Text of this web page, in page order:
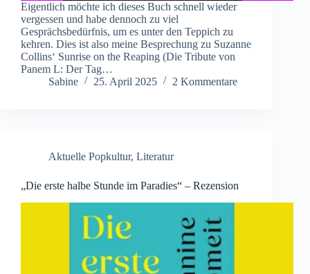
Eigentlich möchte ich dieses Buch schnell wieder
vergessen und habe dennoch zu viel
Gesprächsbedürfnis, um es unter den Teppich zu
kehren. Dies ist also meine Besprechung zu Suzanne
Collins‘ Sunrise on the Reaping (Die Tribute von
Panem L: Der Tag…
Sabine
25. April 2025 2 Kommentare
Aktuelle Popkultur, Literatur
„Die erste halbe Stunde im Paradies“ – Rezension